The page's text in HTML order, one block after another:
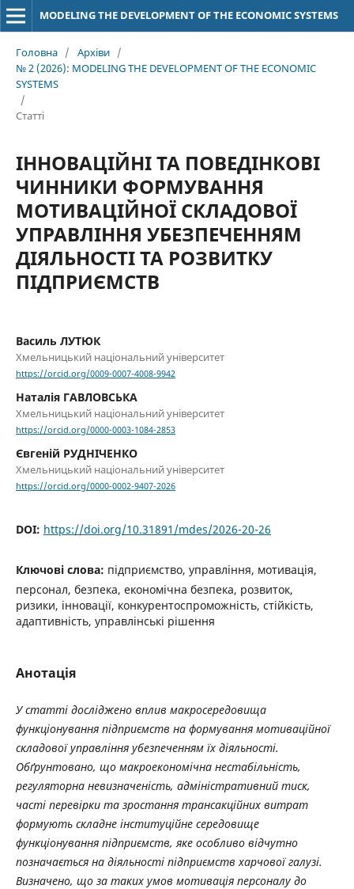
MODELING THE DEVELOPMENT OF THE ECONOMIC SYSTEMS
Головна / Архіви /
№ 2 (2026): MODELING THE DEVELOPMENT OF THE ECONOMIC
SYSTEMS
/
Статті
ІННОВАЦІЙНІ ТА ПОВЕДІНКОВІ
ЧИННИКИ ФОРМУВАННЯ
МОТИВАЦІЙНОЇ СКЛАДОВОЇ
УПРАВЛІННЯ УБЕЗПЕЧЕННЯМ
ДІЯЛЬНОСТІ ТА РОЗВИТКУ
ПІДПРИЄМСТВ
Василь ЛУТЮК
Хмельницький національний університет
https://orcid.org/0009-0007-4008-9942
Наталія ГАВЛОВСЬКА
Хмельницький національний університет
https://orcid.org/0000-0003-1084-2853
Євгеній РУДНІЧЕНКО
Хмельницький національний університет
https://orcid.org/0000-0002-9407-2026
DOI: https://doi.org/10.31891/mdes/2026-20-26
Ключові слова: підприємство, управління, мотивація,
персонал, безпека, економічна безпека, розвиток,
ризики, інновації, конкурентоспроможність, стійкість,
адаптивність, управлінські рішення
Анотація
У статті досліджено вплив макросередовища
функціонування підприємств на формування мотиваційної
складової управління убезпеченням їх діяльності.
Обґрунтовано, що макроекономічна нестабільність,
регуляторна невизначеність, адміністративний тиск,
часті перевірки та зростання трансакційних витрат
формують складне інституційне середовище
функціонування підприємств, яке особливо відчутно
позначається на діяльності підприємств харчової галузі.
Визначено, що за таких умов мотивація персоналу до